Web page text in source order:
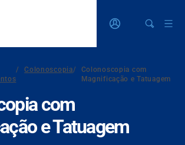
/ Colonoscopia/
Colonoscopia com
Magnificação e Tatuagem
com
e Tatuagem